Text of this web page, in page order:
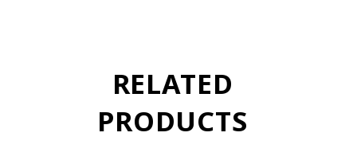
RELATED
PRODUCTS